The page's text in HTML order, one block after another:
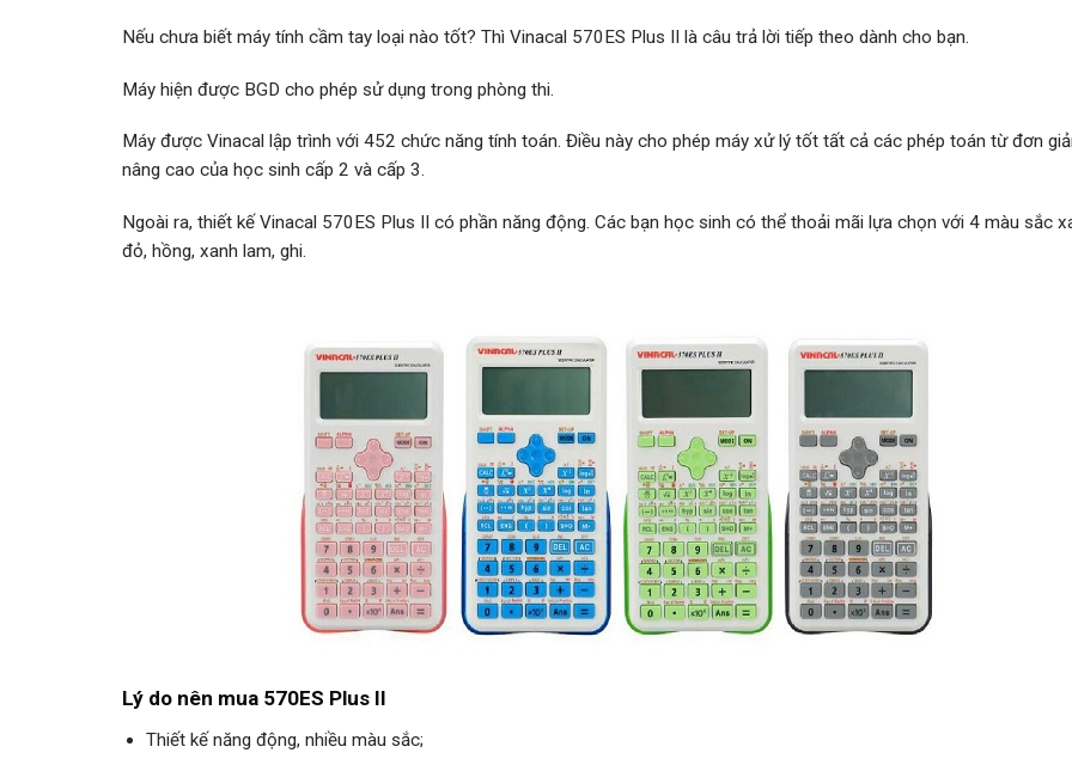
Nếu chưa biết máy tính cầm tay loại nào tốt? Thì Vinacal 570ES Plus II là câu trả lời tiếp theo dành cho bạn.
Máy hiện được BGD cho phép sử dụng trong phòng thi.
Máy được Vinacal lập trình với 452 chức năng tính toán. Điều này cho phép máy xử lý tốt tất cả các phép toán từ đơn
nâng cao của học sinh cấp 2 và cấp 3.
Ngoài ra, thiết kế Vinacal 570ES Plus II có phần năng động. Các bạn học sinh có thể thoải mãi lựa chọn với 4 màu sắc
đỏ, hồng, xanh lam, ghi.
Lý do nên mua 570ES Plus II
Thiết kế năng động, nhiều màu sắc;